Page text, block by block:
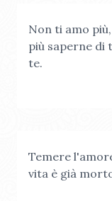
Non ti amo
più saperne di
te.
Temere
vita è già